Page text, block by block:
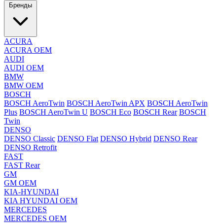
Бренды
ACURA
ACURA OEM
AUDI
AUDI OEM
BMW
BMW OEM
BOSCH
BOSCH AeroTwin BOSCH AeroTwin APX BOSCH AeroTwin
Plus BOSCH AeroTwin U BOSCH Eco BOSCH Rear BOSCH
Twin
DENSO
DENSO Classic DENSO Flat DENSO Hybrid DENSO Rear
DENSO Retrofit
FAST
FAST Rear
GM
GM OEM
KIA-HYUNDAI
KIA HYUNDAI OEM
MERCEDES
MERCEDES OEM